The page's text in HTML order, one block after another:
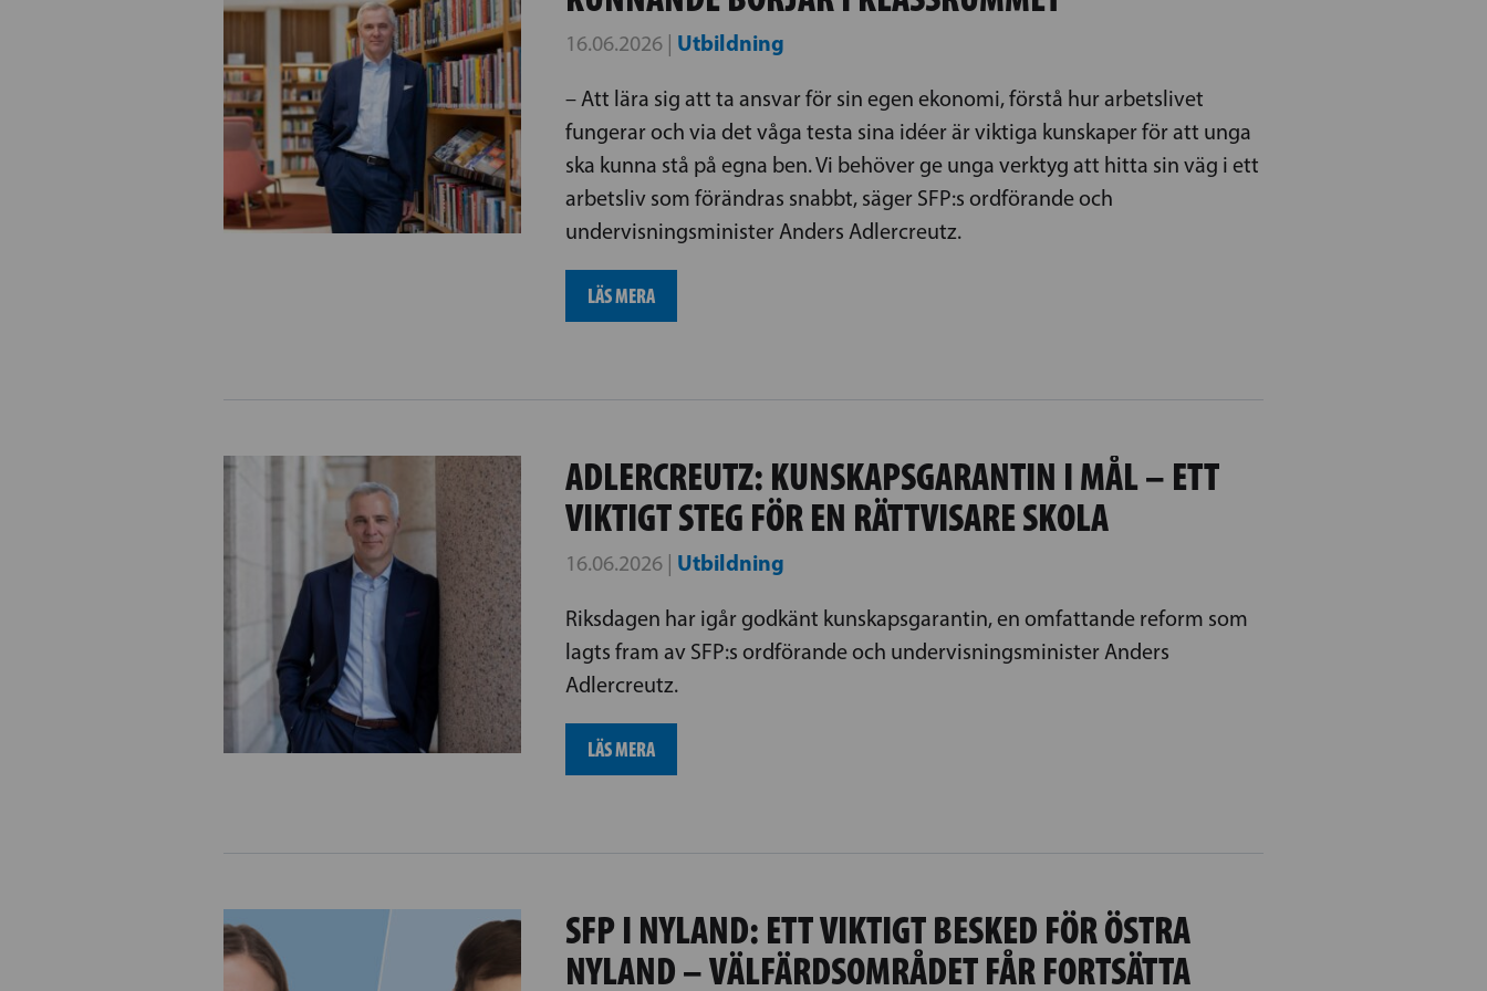
16.06.2026 | Utbildning
– Att lära sig att ta ansvar för sin egen ekonomi, förstå hur arbetslivet
fungerar och via det våga testa sina idéer är viktiga kunskaper för att unga
ska kunna stå på egna ben. Vi behöver ge unga verktyg att hitta sin väg i ett
arbetsliv som förändras snabbt, säger SFP:s ordförande och
undervisningsminister Anders Adlercreutz.
LÄS MERA
ADLERCREUTZ: KUNSKAPSGARANTIN I MÅL – ETT
VIKTIGT STEG FÖR EN RÄTTVISARE SKOLA
16.06.2026 | Utbildning
Riksdagen har igår godkänt kunskapsgarantin, en omfattande reform som
lagts fram av SFP:s ordförande och undervisningsminister Anders
Adlercreutz.
LÄS MERA
SFP I NYLAND: ETT VIKTIGT BESKED FÖR ÖSTRA
NYLAND – VÄLFÄRDSOMRÅDET FÅR FORTSÄTTA